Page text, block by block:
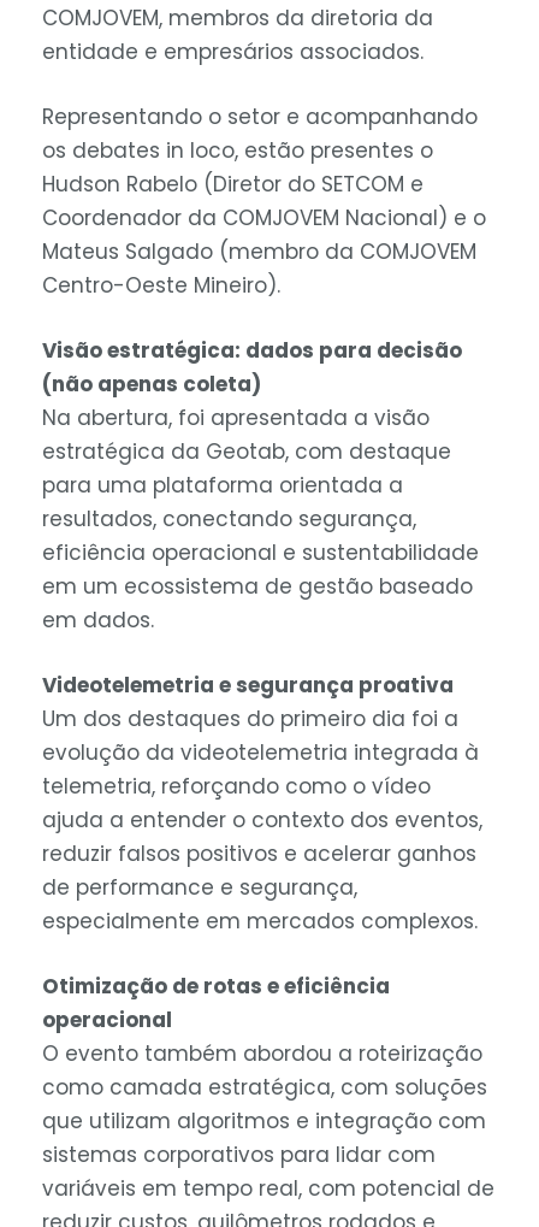
COMJOVEM, membros da diretoria da
entidade e empresários associados.
Representando o setor e acompanhando
os debates in loco, estão presentes o
Hudson Rabelo (Diretor do SETCOM e
Coordenador da COMJOVEM Nacional) e o
Mateus Salgado (membro da COMJOVEM
Centro-Oeste Mineiro).
Visão estratégica: dados para decisão
(não apenas coleta)
Na abertura, foi apresentada a visão
estratégica da Geotab, com destaque
para uma plataforma orientada a
resultados, conectando segurança,
eficiência operacional e sustentabilidade
em um ecossistema de gestão baseado
em dados.
Videotelemetria e segurança proativa
Um dos destaques do primeiro dia foi a
evolução da videotelemetria integrada à
telemetria, reforçando como o vídeo
ajuda a entender o contexto dos eventos,
reduzir falsos positivos e acelerar ganhos
de performance e segurança,
especialmente em mercados complexos.
Otimização de rotas e eficiência
operacional
O evento também abordou a roteirização
como camada estratégica, com soluções
que utilizam algoritmos e integração com
sistemas corporativos para lidar com
variáveis em tempo real, com potencial de